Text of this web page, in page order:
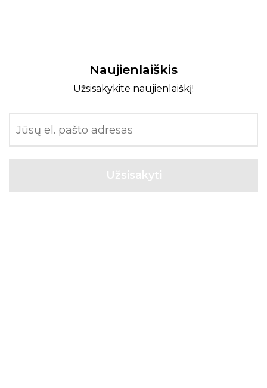
Naujienlaiškis
Užsisakykite naujienlaiškį!